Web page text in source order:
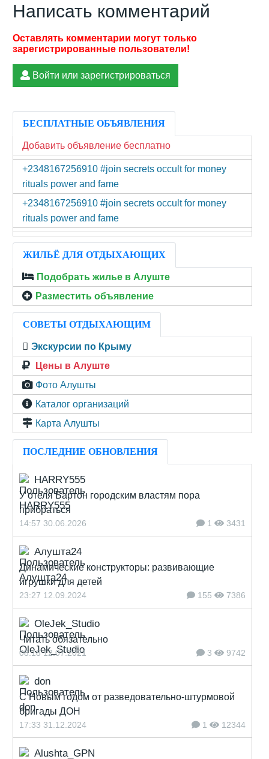
Написать комментарий
Войти или зарегистрироваться
БЕСПЛАТНЫЕ ОБЪЯВЛЕНИЯ
Добавить объявление бесплатно
+2348167256910 #join secrets occult for money
rituals power and fame
+2348167256910 #join secrets occult for money
rituals power and fame
ЖИЛЬЁ ДЛЯ ОТДЫХАЮЩИХ
Подобрать жилье в Алуште
Разместить объявление
СОВЕТЫ ОТДЫХАЮЩИМ
Экскурсии по Крыму
Цены в Алуште
Фото Алушты
Каталог организаций
Карта Алушты
ПОСЛЕДНИЕ ОБНОВЛЕНИЯ
HARRY555
У отеля Бартон городским властям пора
прибраться
14:57 30.06.2026 1 3431
Алушта24
Динамические конструкторы: развивающие
игрушки для детей
23:27 12.09.2024 155 7386
OleJek_Studio
Читать обязательно
08:18 12.07.2021 3 9742
don
С Новым годом от разведовательно-штурмовой
бригады ДОН
17:33 31.12.2024 1 12344
Alushta_GPN